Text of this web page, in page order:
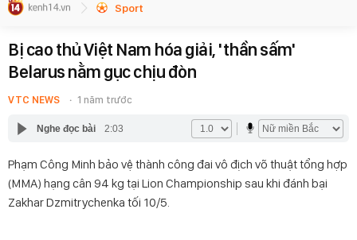
Sport
Bị cao thủ Việt Nam hóa giải, 'thần sấm'
Belarus nằm gục chịu đòn
VTC NEWS 1 năm trước
Nghe đọc bài 2:03
Phạm Công Minh bảo vệ thành công đai vô địch võ thuật tổng hợp
(MMA) hạng cân 94 kg tại Lion Championship sau khi đánh bại
Zakhar Dzmitrychenka tối 10/5.